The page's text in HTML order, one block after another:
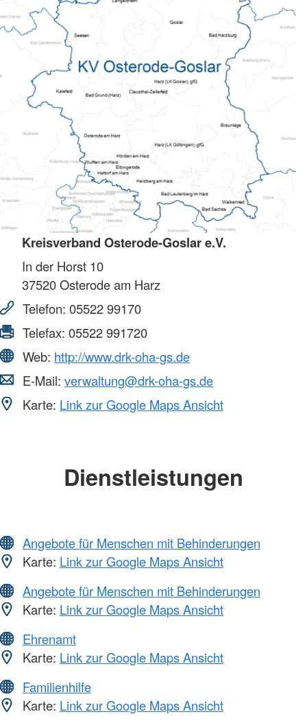
Kreisverband Osterode-Goslar e.V.
In der Horst 10
37520Osterode am Harz
Telefon: 05522 99170
Telefax: 05522 991720
Web: http://www.drk-oha-gs.de
E-Mail: verwaltung@drk-oha-gs.de
Karte: Link zur Google Maps Ansicht
Dienstleistungen
Angebote für Menschen mit Behinderungen
Karte: Link zur Google Maps Ansicht
Angebote für Menschen mit Behinderungen
Karte: Link zur Google Maps Ansicht
Ehrenamt
Karte: Link zur Google Maps Ansicht
Familienhilfe
Karte: Link zur Google Maps Ansicht